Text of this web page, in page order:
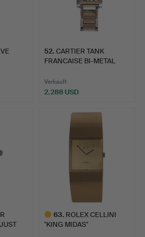
52. CARTIER TANK
FRANCAISE BI-METAL
Verkauft
2.288 USD
63. ROLEX CELLINI
"KING MIDAS"